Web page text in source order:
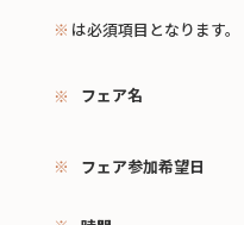
※ は必須項目となります。
フェア名
フェア参加希望日